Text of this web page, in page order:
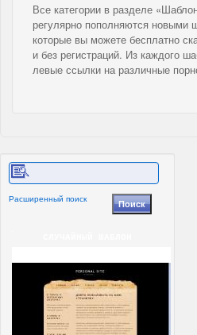
Все категории в разделе
регулярно пополняются новыми
которые вы можете бесплатно
и без регистраций. Из каждого
левые ссылки на различные
Расширенный поиск